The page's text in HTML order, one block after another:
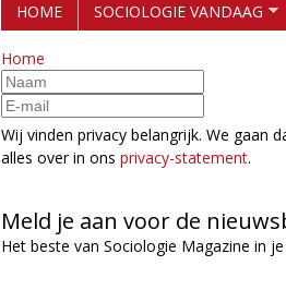
o
c
i
l
o
o
f
d
m
e
n
HOME SOCIOLOGIE VANDAAG
Home
Wij vinden privacy belangrijk. We gaan
alles over in ons privacy-statement.
Meld je aan voor de
Het beste van Sociologie Magazine in